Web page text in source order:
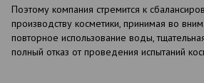
Поэтому компания стремится к
производству косметики, принимая во
повторное использование воды,
полный отказ от проведения испытаний